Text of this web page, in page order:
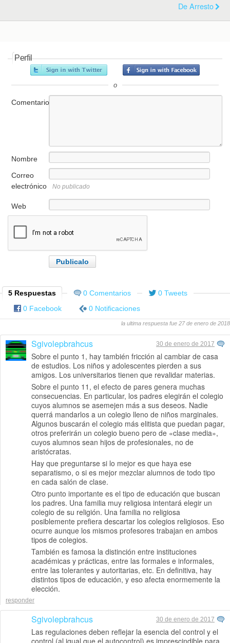
De Arresto
Perfil
o
Comentario
Nombre
Correo
electrónico
No publicado
Web
5 Respuestas 0 Comentarios
0 Tweets
0 Facebook
0 Notificaciones
la ultima respuesta fue 27 de enero de 2018
Sgivolepbrahcus 30 de enero de 2017
Sobre el punto 1, hay también fricción al cambiar de casa
de estudios. Los niños y adolescentes pierden a sus
amigos. Los universitarios tienen que revalidar materias.
Sobre el punto 11, el efecto de pares genera muchas
consecuencias. En particular, los padres elegirán el colegio
cuyos alumnos se asemejen más a sus deseos. Nadie
querrá mandarlos a un colegio lleno de niños marginales.
Algunos buscarán el colegio más elitista que puedan pagar,
otros preferirán un colegio bueno pero de «clase media»,
cuyos alumnos sean hijos de profesionales, no de
aristócratas.
Hay que preguntarse si lo mejor es que haya ese
separatismo, o si es mejor mezclar alumnos de todo tipo
en cada salón de clase.
Otro punto importante es el tipo de educación que buscan
los padres. Una familia muy religiosa intentará elegir un
colegio de su religión. Una familia no religiosa
posiblemente prefiera descartar los colegios religiosos. Eso
ocurre aunque los mismos profesores trabajan en ambos
tipos de colegios.
También es famosa la distinción entre instituciones
académicas y prácticas, entre las formales e informales,
entre las tolerantes y autoritarias, etc. En definitiva, hay
distintos tipos de educación, y eso afecta enormemente la
elección.
responder
Sgivolepbrahcus 30 de enero de 2017
Las regulaciones deben reflejar la esencia del control y el
control (al igual que el autocontrol) es imprescindible para